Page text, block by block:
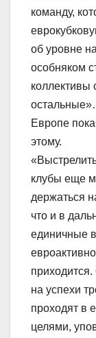
команду,
об уровне
особняком
коллективы
Европе
этому.
клубы еще
держаться
что и в
единичные
на успехи
проходят в
целями,